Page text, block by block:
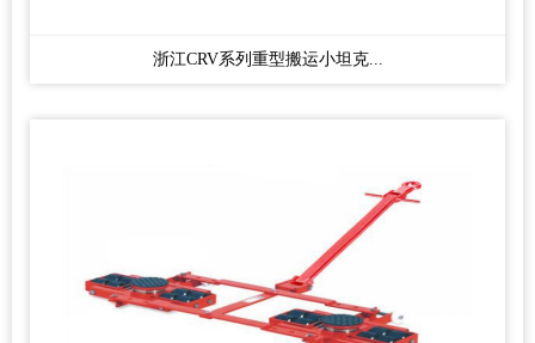
浙江CRV系列重型搬运小坦克...